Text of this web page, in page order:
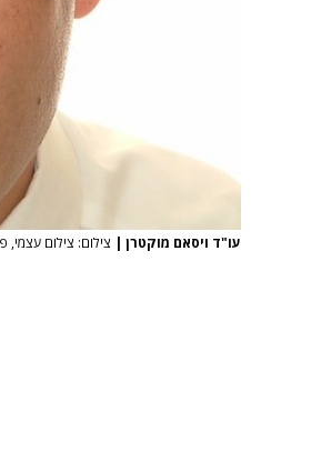
עו"ד ויסאם מוקטרן | צילום: צילום עצמי,